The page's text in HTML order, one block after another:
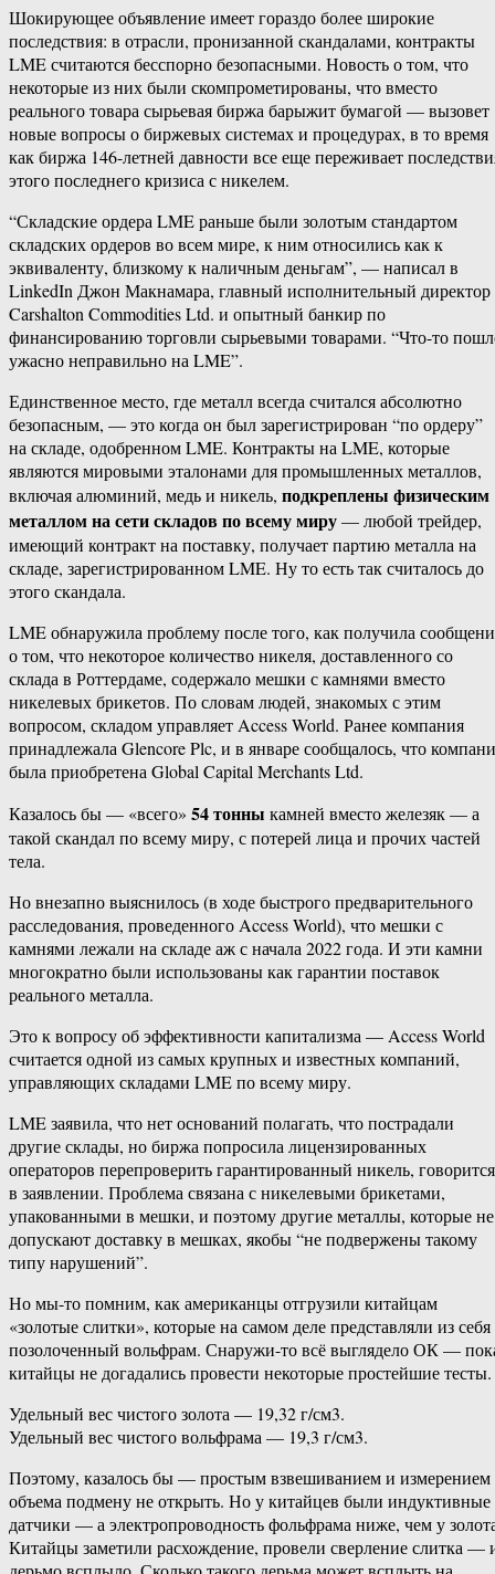
Шокирующее объявление имеет гораздо более широкие
последствия: в отрасли, пронизанной скандалами, контракты
LME считаются бесспорно безопасными. Новость о том, что
некоторые из них были скомпрометированы, что вместо
реального товара сырьевая биржа барыжит бумагой — вызовет
новые вопросы о биржевых системах и процедурах, в то время
как биржа 146-летней давности все еще переживает
этого последнего кризиса с никелем.
“Складские ордера LME раньше были золотым стандартом
складских ордеров во всем мире, к ним относились как к
эквиваленту, близкому к наличным деньгам”, — написал в
LinkedIn Джон Макнамара, главный исполнительный директор
Carshalton Commodities Ltd. и опытный банкир по
финансированию торговли сырьевыми товарами. “Что-то
ужасно неправильно на LME”.
Единственное место, где металл всегда считался абсолютно
безопасным, — это когда он был зарегистрирован “по ордеру”
на складе, одобренном LME. Контракты на LME, которые
являются мировыми эталонами для промышленных металлов,
включая алюминий, медь и никель, подкреплены физическим
металлом на сети складов по всему миру— любой трейдер,
имеющий контракт на поставку, получает партию металла на
складе, зарегистрированном LME. Ну то есть так считалось до
этого скандала.
LME обнаружила проблему после того, как получила
о том, что некоторое количество никеля, доставленного со
склада в Роттердаме, содержало мешки с камнями вместо
никелевых брикетов. По словам людей, знакомых с этим
вопросом, складом управляет Access World. Ранее компания
принадлежала Glencore Plc, и в январе сообщалось, что
была приобретена Global Capital Merchants Ltd.
Казалось бы — «всего» 54 тонны камней вместо железяк — а
такой скандал по всему миру, с потерей лица и прочих частей
тела.
Но внезапно выяснилось (в ходе быстрого предварительного
расследования, проведенного Access World), что мешки с
камнями лежали на складе аж с начала 2022 года. И эти камни
многократно были использованы как гарантии поставок
реального металла.
Это к вопросу об эффективности капитализма — Access World
считается одной из самых крупных и известных компаний,
управляющих складами LME по всему миру.
LME заявила, что нет оснований полагать, что пострадали
другие склады, но биржа попросила лицензированных
операторов перепроверить гарантированный никель, говорится
в заявлении. Проблема связана с никелевыми брикетами,
упакованными в мешки, и поэтому другие металлы, которые не
допускают доставку в мешках, якобы “не подвержены такому
типу нарушений”.
Но мы-то помним, как американцы отгрузили китайцам
«золотые слитки», которые на самом деле представляли из себя
позолоченный вольфрам. Снаружи-то всё выглядело ОК —
китайцы не догадались провести некоторые простейшие тесты.
Удельный вес чистого золота — 19,32 г/см3.
Удельный вес чистого вольфрама — 19,3 г/см3.
Поэтому, казалось бы — простым взвешиванием и измерением
объема подмену не открыть. Но у китайцев были индуктивные
датчики — а электропроводность фольфрама ниже, чем у
Китайцы заметили расхождение, провели сверление слитка —